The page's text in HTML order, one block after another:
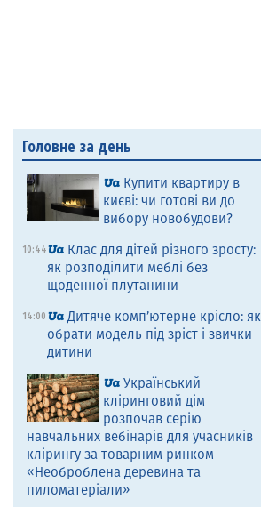
Головне за день
Купити квартиру в
києві: чи готові ви до
вибору новобудови?
10:44
Клас для дітей різного зросту:
як розподілити меблі без
щоденної плутанини
14:00
Дитяче комп’ютерне крісло: як
обрати модель під зріст і звички
дитини
Український
кліринговий дім
розпочав серію
навчальних вебінарів для учасників
клірингу за товарним ринком
«Необроблена деревина та
пиломатеріали»